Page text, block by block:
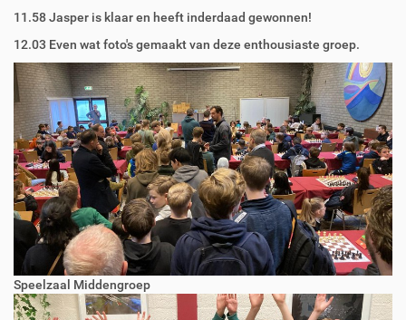
11.58 Jasper is klaar en heeft inderdaad gewonnen!
12.03 Even wat foto's gemaakt van deze enthousiaste groep.
Speelzaal Middengroep